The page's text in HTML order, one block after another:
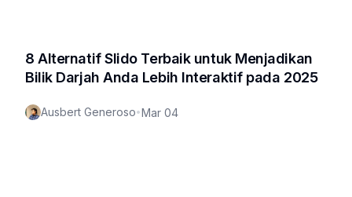
8 Alternatif Slido Terbaik untuk Menjadikan
Bilik Darjah Anda Lebih Interaktif pada 2025
Ausbert Generoso•Mar 04